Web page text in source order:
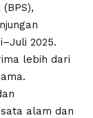
2025.
lebih dari
alam dan